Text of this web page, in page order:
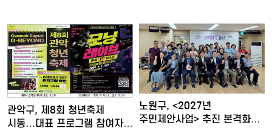
노원구, <2027년
주민제안사업> 추진 본격화
관악구, 제8회 청년축제
시동…대표 프로그램 참여자